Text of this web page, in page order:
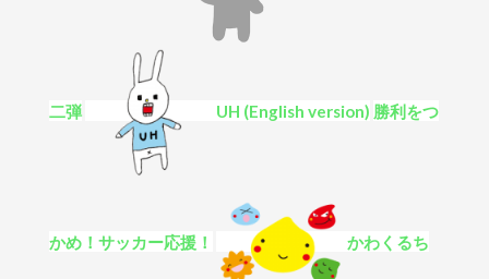
二弾 UH (English version) 勝利をつ
かめ！サッカー応援！ かわくるち